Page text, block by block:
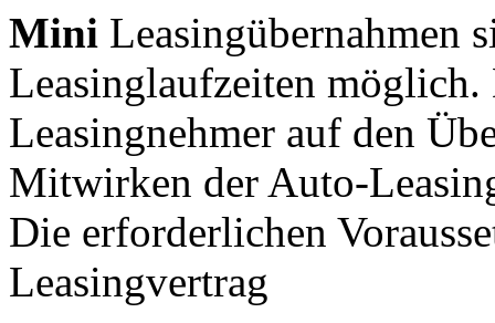
Mini Leasingübernahmen
Leasinglaufzeiten
Leasingnehmer auf den
Mitwirken der Auto-
Die erforderlichen
Leasingvertrag